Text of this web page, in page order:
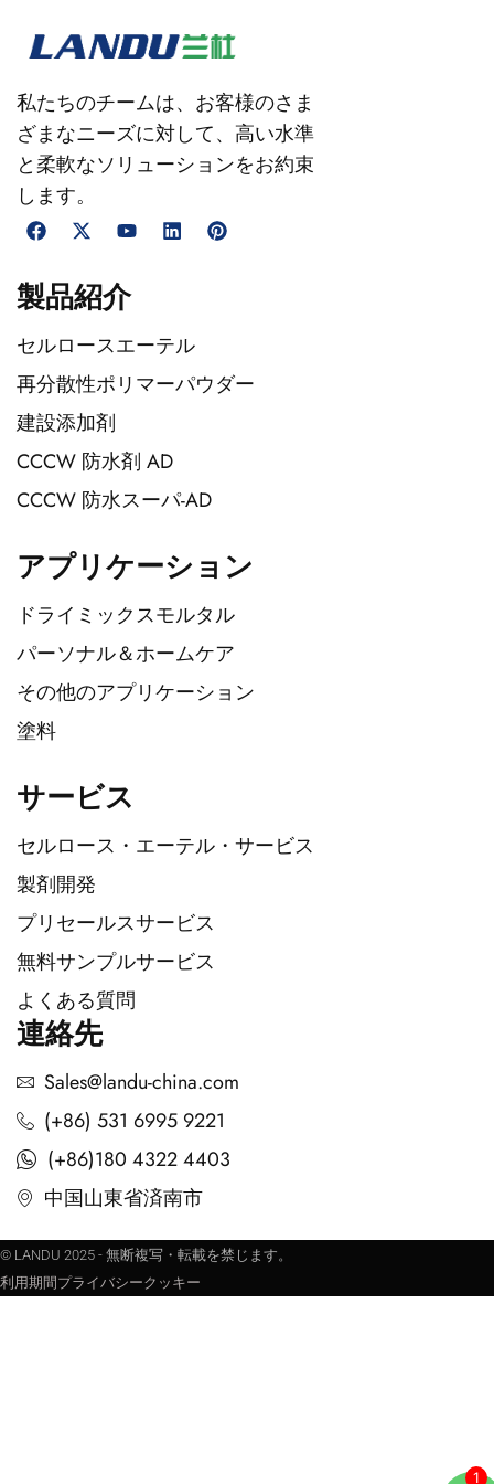
私たちのチームは、お客様のさま
ざまなニーズに対して、高い水準
と柔軟なソリューションをお約束
します。
製品紹介
セルロースエーテル
再分散性ポリマーパウダー
建設添加剤
CCCW 防水剤 AD
CCCW 防水スーパ-AD
アプリケーション
ドライミックスモルタル
パーソナル＆ホームケア
その他のアプリケーション
塗料
サービス
セルロース・エーテル・サービス
製剤開発
プリセールスサービス
無料サンプルサービス
よくある質問
連絡先
Sales@landu-china.com
(+86) 531 6995 9221
(+86)180 4322 4403
中国山東省済南市
© LANDU 2025 - 無断複写・転載を禁じます。
利用期間 プライバシークッキー